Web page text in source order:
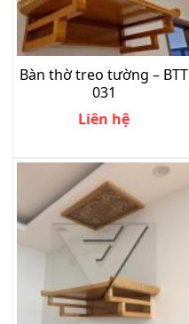
Bàn thờ treo tường – BTT
031
Liên hệ